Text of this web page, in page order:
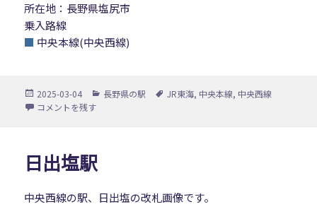
所在地：長野県塩尻市
乗入路線
■ 中央本線(中央西線)
投
稿
2025-03-04
カ
長野県の駅
タ
JR東海, 中央本線, 中央西線
洗馬駅 に
コメントを残す
日出塩駅
中央西線の駅、日出塩の改札画像です。